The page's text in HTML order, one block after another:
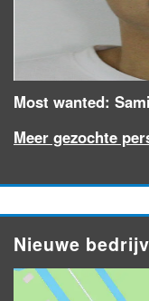
Most wanted:
Meer gezochte
Nieuwe